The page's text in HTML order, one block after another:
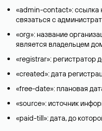
«admin-contact»: ссылка
связаться с
«org»: название
является владельцем
«registrar»: регистратор
«created»: дата
«free-date»: плановая
«source»: источник
«paid-till»: дата, до